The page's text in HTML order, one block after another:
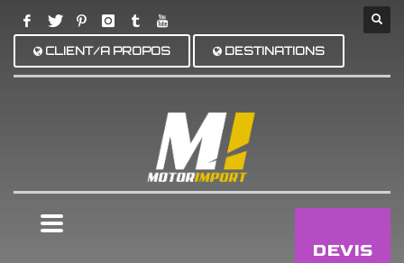
CLIENT/A PROPOS DESTINATIONS
DEVIS